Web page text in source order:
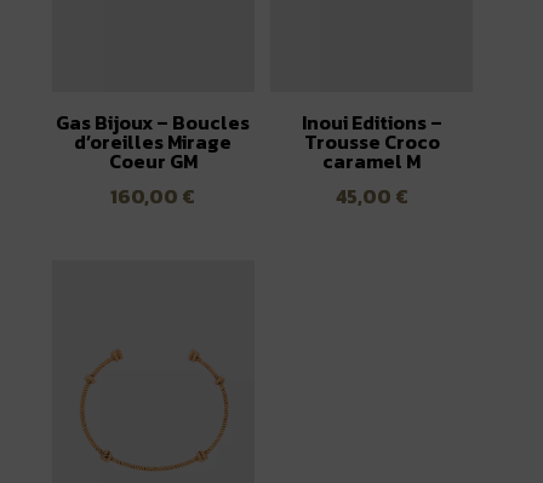
Gas Bijoux – Boucles
d’oreilles Mirage
Coeur GM
160,00 €
Inoui Editions –
Trousse Croco
caramel M
45,00 €